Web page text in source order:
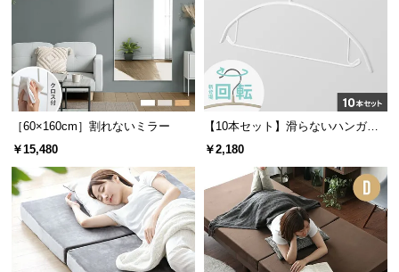
企
業
情
報
［60×160cm］割れないミラー
￥15,480
【10本セット】滑らないハンガー
バー付き 回転フック
￥2,180